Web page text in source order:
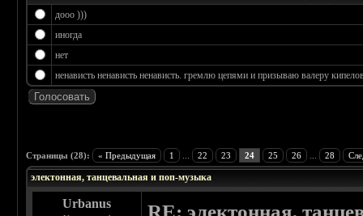
дооо )))
иногда
нет
ненависть ненависть ненависть. гремлю цепями и призываю валеру
Страницы (28): « Предыдущая 1 22 23 24 25 26 28
электонная, танцевальная и поп-музыка
Urbanus RE: электонная,